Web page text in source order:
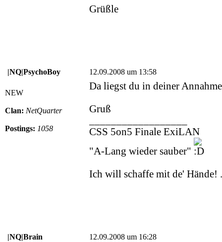
Grüßle
|NQ|PsychoBoy 12.09.2008 um 13:58
NEW
Clan: NetQuarter
Postings: 1058
Da liegst du in deiner
Gruß
CSS 5on5 Finale ExiLAN
"A-Lang wieder sauber"
Ich will schaffe mit de' Hände!
|NQ|Brain
12.09.2008 um 16:28